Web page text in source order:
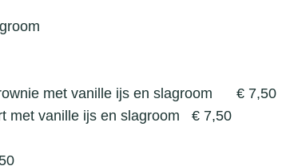
met vanille ijs en slagroom € 7,50
met vanille ijs en slagroom € 7,50